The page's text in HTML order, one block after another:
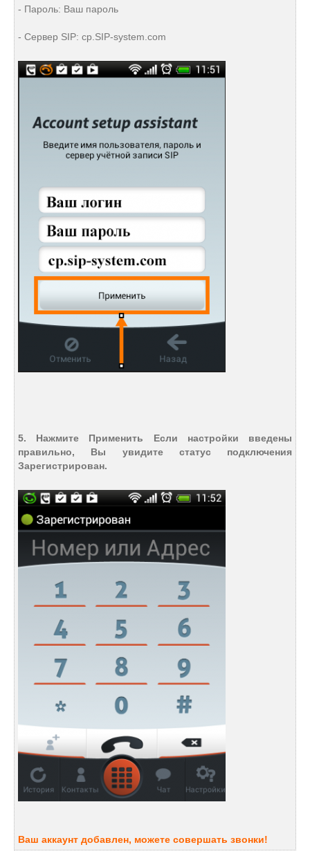
- Пароль: Ваш пароль
- Сервер SIP: cp.SIP-system.com
5. Нажмите Применить Если настройки введены
правильно, Вы увидите статус подключения
Зарегистрирован.
Ваш аккаунт добавлен, можете совершать звонки!